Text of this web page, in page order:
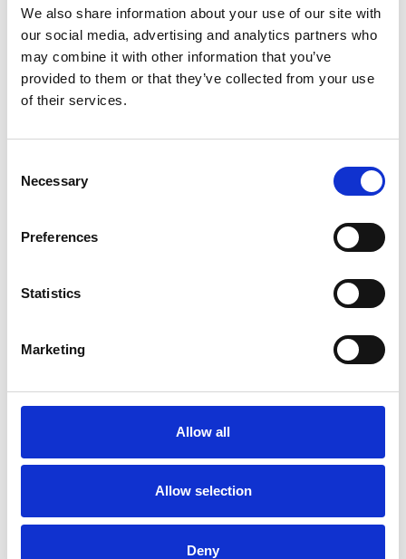
We also share information about your use of our site with
our social media, advertising and analytics partners who
may combine it with other information that you’ve
provided to them or that they’ve collected from your use
of their services.
Selection
Necessary
Preferences
Statistics
Marketing
Allow all
Allow selection
Deny
La Škoda avvia la produzione del suo SUV Peaq
Repubblica Ceca